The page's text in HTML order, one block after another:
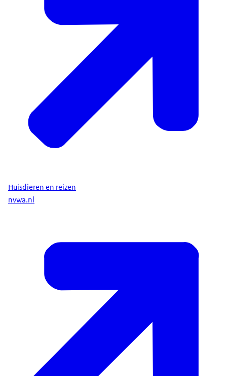
Huisdieren en reizen
nvwa.nl